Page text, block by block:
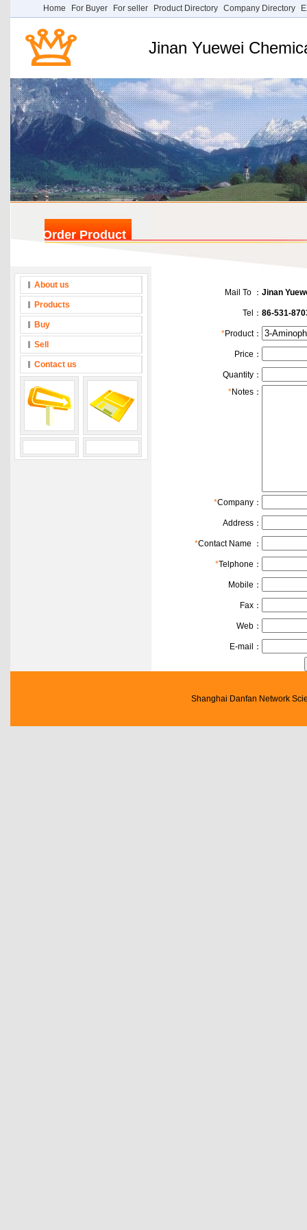
Home For Buyer For seller Product Directory Company Directory
Jinan Yuewei
Order Product
About us
Products
Buy
Sell
Contact us
Mail To ： Jinan
Tel： 86-531-
*Product：
Price：
Quantity：
*Notes：
*Company：
Address：
*Contact Name ：
*Telphone：
Mobile：
Fax：
Web：
E-mail：
Shanghai Danfan Network